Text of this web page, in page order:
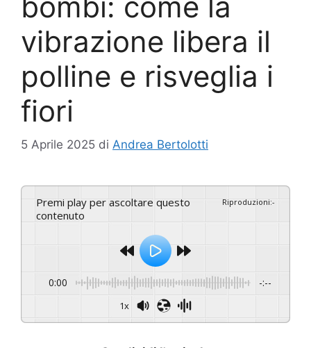
vibrazione libera il
polline e risveglia i
fiori
5 Aprile 2025 di Andrea Bertolotti
Premi play per ascoltare questo
contenuto
Riproduzioni:-
0:00 -:--
1x